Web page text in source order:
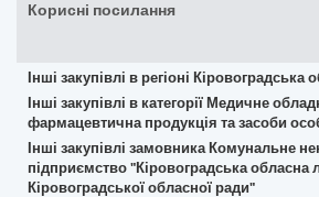
Корисні посилання
Інші закупівлі в регіоні Кіровоградська
Інші закупівлі в категорії Медичне
фармацевтична продукція та засоби
Інші закупівлі замовника Комунальне
підприємство "Кіровоградська обласна
Кіровоградської обласної ради"